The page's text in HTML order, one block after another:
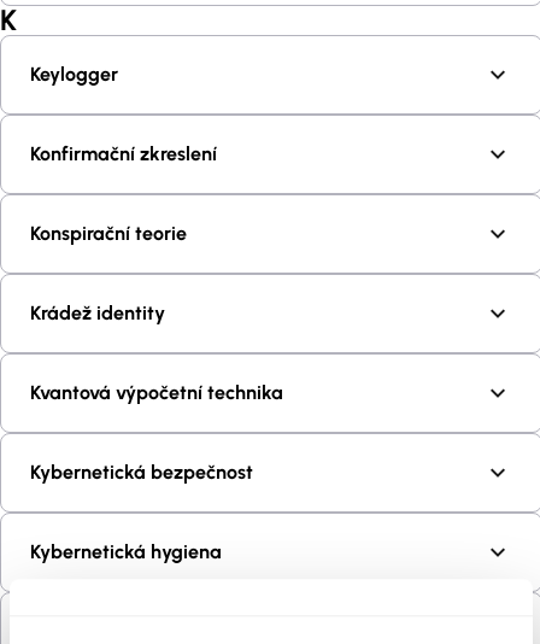
K
Keylogger
Konfirmační zkreslení
Konspirační teorie
Krádež identity
Kvantová výpočetní technika
Kybernetická bezpečnost
Kybernetická hygiena